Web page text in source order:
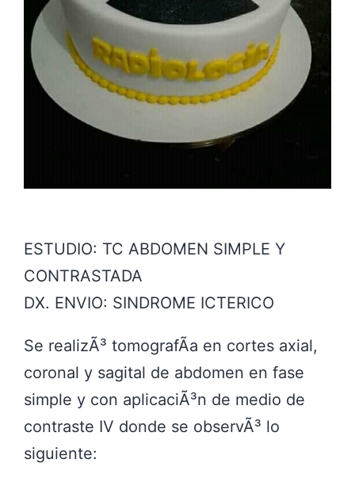
ESTUDIO: TC ABDOMEN SIMPLE Y
CONTRASTADA
DX. ENVIO: SINDROME ICTERICO
Se realizÃ³ tomografÃ­a en cortes axial,
coronal y sagital de abdomen en fase
simple y con aplicaciÃ³n de medio de
contraste IV donde se observÃ³ lo
siguiente: